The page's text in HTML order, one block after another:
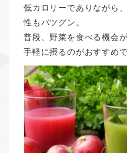
低カロリーでありながら
性もバツグン。
普段、野菜を食べる機会
手軽に摂るのがおすすめで